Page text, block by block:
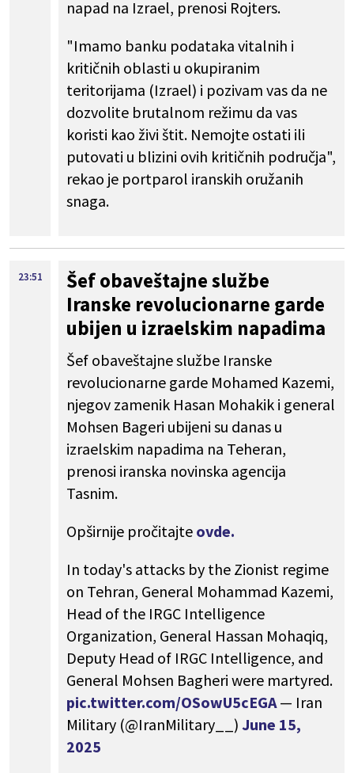
napad na Izrael, prenosi Rojters.
"Imamo banku podataka vitalnih i
kritičnih oblasti u okupiranim
teritorijama (Izrael) i pozivam vas da ne
dozvolite brutalnom režimu da vas
koristi kao živi štit. Nemojte ostati ili
putovati u blizini ovih kritičnih područja",
rekao je portparol iranskih oružanih
snaga.
23:51
Šef obaveštajne službe
Iranske revolucionarne garde
ubijen u izraelskim napadima
Šef obaveštajne službe Iranske
revolucionarne garde Mohamed Kazemi,
njegov zamenik Hasan Mohakik i general
Mohsen Bageri ubijeni su danas u
izraelskim napadima na Teheran,
prenosi iranska novinska agencija
Tasnim.
Opširnije pročitajte ovde.
In today's attacks by the Zionist regime
on Tehran, General Mohammad Kazemi,
Head of the IRGC Intelligence
Organization, General Hassan Mohaqiq,
Deputy Head of IRGC Intelligence, and
General Mohsen Bagheri were martyred.
pic.twitter.com/OSowU5cEGA— Iran
Military (@IranMilitary__) June 15,
2025